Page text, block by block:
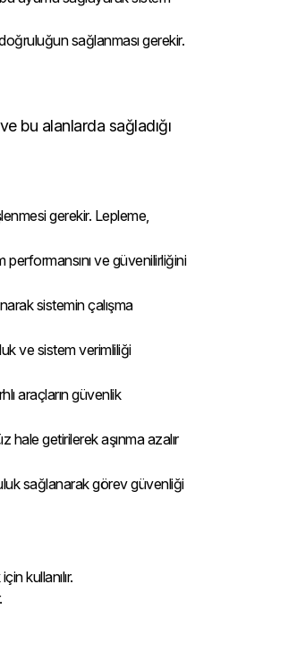
sağlanması gerekir.
bu alanlarda sağladığı
gerekir. Lepleme,
performansını ve güvenilirliğini
sistemin çalışma
ve sistem verimliliği
araçların güvenlik
getirilerek aşınma azalır
sağlanarak görev güvenliği
kullanılır.